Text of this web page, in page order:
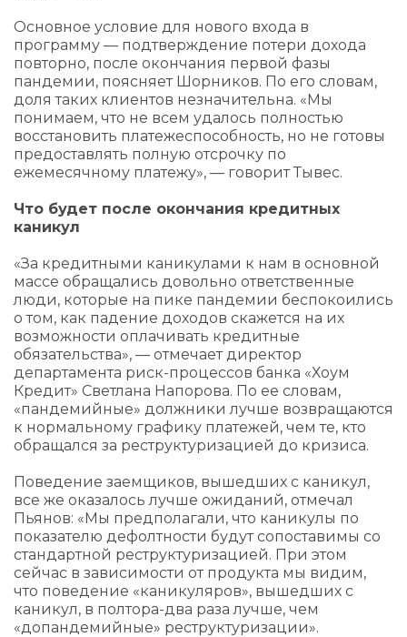
Основное условие для нового входа в
программу — подтверждение потери дохода
повторно, после окончания первой фазы
пандемии, поясняет Шорников. По его словам,
доля таких клиентов незначительна. «Мы
понимаем, что не всем удалось полностью
восстановить платежеспособность, но не готовы
предоставлять полную отсрочку по
ежемесячному платежу», — говорит Тывес.
Что будет после окончания кредитных
каникул
«За кредитными каникулами к нам в основной
массе обращались довольно ответственные
люди, которые на пике пандемии беспокоились
о том, как падение доходов скажется на их
возможности оплачивать кредитные
обязательства», — отмечает директор
департамента риск-процессов банка «Хоум
Кредит» Светлана Напорова. По ее словам,
«пандемийные» должники лучше возвращаются
к нормальному графику платежей, чем те, кто
обращался за реструктуризацией до кризиса.
Поведение заемщиков, вышедших с каникул,
все же оказалось лучше ожиданий, отмечал
Пьянов: «Мы предполагали, что каникулы по
показателю дефолтности будут сопоставимы со
стандартной реструктуризацией. При этом
сейчас в зависимости от продукта мы видим,
что поведение «каникуляров», вышедших с
каникул, в полтора-два раза лучше, чем
«допандемийные» реструктуризации».